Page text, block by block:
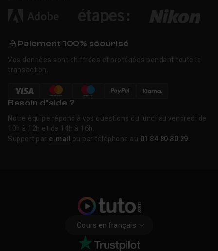
Paiement 100% sécurisé
Vos données sont chiffrées et protégées pendant toute la
transaction.
Besoin d’aide ?
Notre équipe répond à vos questions du lundi au vendredi de
10h à 12h et de 14h à 16h.
Support par e-mail ou par téléphone au 01 84 80 80 29
Cours en français